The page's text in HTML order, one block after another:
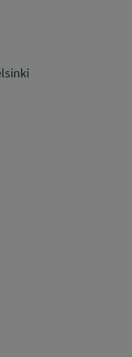
YouTube
kohteessa:kohteessa: